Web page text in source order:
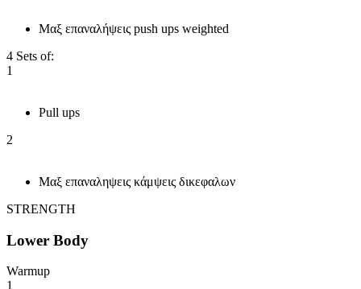
Μαξ επαναλήψεις push ups weighted
4 Sets of:
1
Pull ups
2
Μαξ επαναληψεις κάμψεις δικεφαλων
STRENGTH
Lower Body
Warmup
1